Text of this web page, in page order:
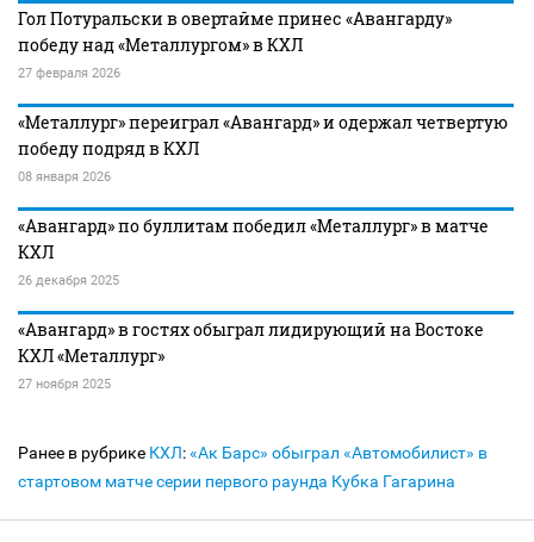
Гол Потуральски в овертайме принес «Авангарду»
победу над «Металлургом» в КХЛ
27 февраля 2026
«Металлург» переиграл «Авангард» и одержал четвертую
победу подряд в КХЛ
08 января 2026
«Авангард» по буллитам победил «Металлург» в матче
КХЛ
26 декабря 2025
«Авангард» в гостях обыграл лидирующий на Востоке
КХЛ «Металлург»
27 ноября 2025
Ранее в рубрике КХЛ:«Ак Барс» обыграл «Автомобилист» в
стартовом матче серии первого раунда Кубка Гагарина